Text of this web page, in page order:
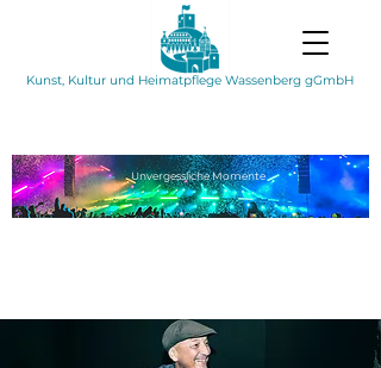
Kunst, Kultur und Heimatpflege Wassenberg gGmbH
UnvergesslicheMomente